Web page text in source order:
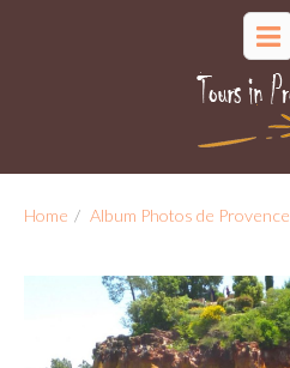
Home / Album Photos de Provence